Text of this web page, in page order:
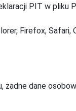
PIT w pliku
Firefox, Safari,
żadne dane